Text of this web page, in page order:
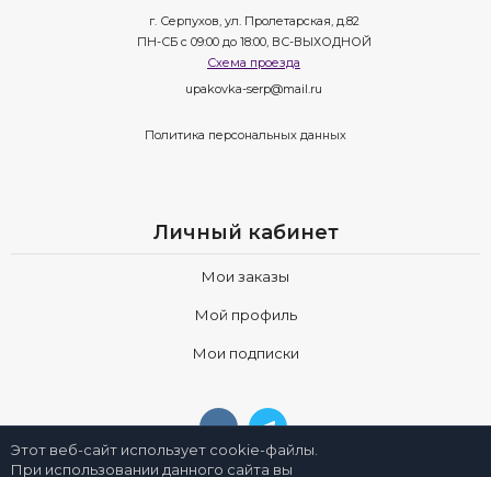
г. Серпухов, ул. Пролетарская, д.82
ПН-СБ с 09:00 до 18:00, ВС-ВЫХОДНОЙ
Схема проезда
upakovka-serp@mail.ru
Политика персональных данных
Личный кабинет
Мои заказы
Мой профиль
Мои подписки
Этот веб-сайт использует cookie-файлы.
При использовании данного сайта вы